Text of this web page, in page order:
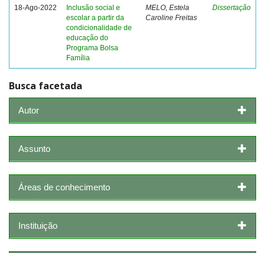
18-Ago-2022
Inclusão social e
escolar a partir da
condicionalidade de
educação do
Programa Bolsa
Família
MELO, Estela
Caroline Freitas
Dissertação
Busca facetada
Autor
Assunto
Áreas de conhecimento
Instituição